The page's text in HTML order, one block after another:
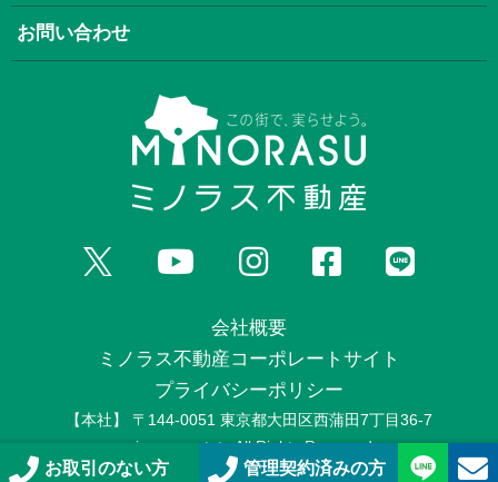
お取引のない方 管理契約済みの方
お問い合わせ
会社概要
ミノラス不動産コーポレートサイト
プライバシーポリシー
【本社】 〒144-0051 東京都大田区西蒲田7丁目36-7
minorasuestate All Rights Reserved.